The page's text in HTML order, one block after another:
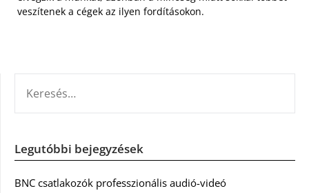
veszítenek a cégek az ilyen fordításokon.
Legutóbbi bejegyzések
BNC csatlakozók professzionális audió-videó